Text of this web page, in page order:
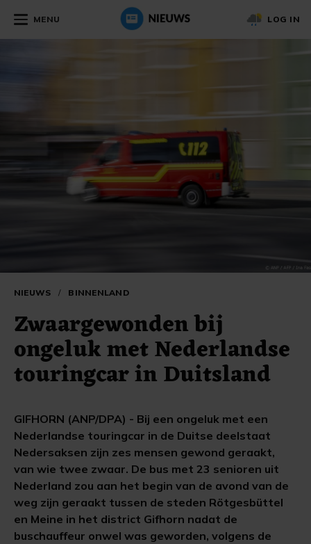
MENU LOG IN
NIEUWS / BINNENLAND
Zwaargewonden bij
ongeluk met Nederlandse
touringcar in Duitsland
GIFHORN (ANP/DPA) - Bij een ongeluk met een
Nederlandse touringcar in de Duitse deelstaat
Nedersaksen zijn zes mensen gewond geraakt,
van wie twee zwaar. De bus met 23 senioren uit
Nederland zou aan het begin van de avond van de
weg zijn geraakt tussen de steden Rötgesbüttel
en Meine in het district Gifhorn nadat de
buschauffeur onwel was geworden, volgens de